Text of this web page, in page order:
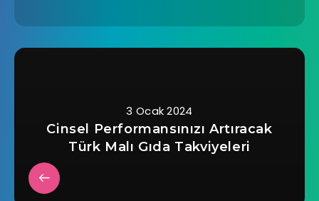
3 Ocak 2024
Cinsel Performansınızı Artıracak
Türk Malı Gıda Takviyeleri